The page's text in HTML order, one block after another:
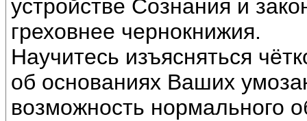
устройстве Сознания и
греховнее чернокнижия.
Научитесь изъясняться
об основаниях Ваших
возможность нормального